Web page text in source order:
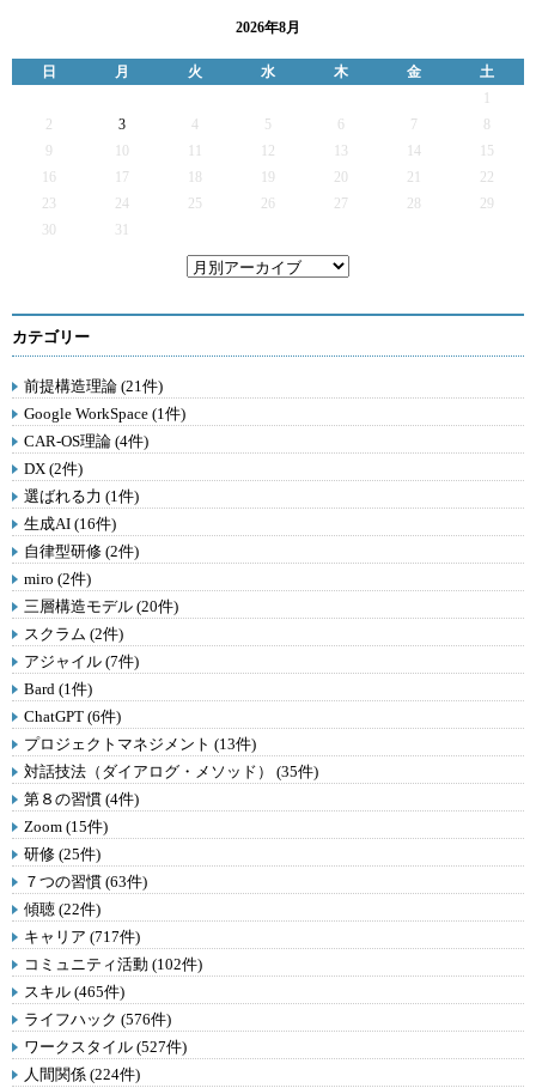
2026年8月
日 月 火 水 木 金
土
2
3 4 5 6 7
9
12 13 14
15
16
17 19 20 21
22
23
24 25 26 27 28
29
30
31
カテゴリー
前提構造理論 (21件)
Google WorkSpace (1件)
CAR-OS理論 (4件)
DX (2件)
選ばれる力 (1件)
生成AI (16件)
自律型研修 (2件)
miro (2件)
三層構造モデル (20件)
スクラム (2件)
アジャイル (7件)
Bard (1件)
ChatGPT (6件)
プロジェクトマネジメント (13件)
対話技法（ダイアログ・メソッド） (35件)
第８の習慣 (4件)
Zoom (15件)
研修 (25件)
７つの習慣 (63件)
傾聴 (22件)
キャリア (717件)
コミュニティ活動 (102件)
スキル (465件)
ライフハック (576件)
ワークスタイル (527件)
人間関係 (224件)